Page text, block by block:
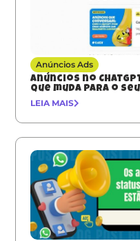
Anúncios Ads
Anúncios no
que muda para o
LEIA MAIS